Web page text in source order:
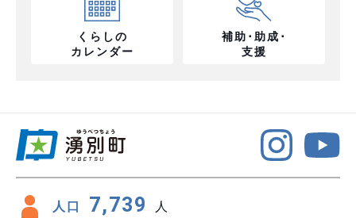
くらしの
カレンダー
補助･助成･
支援
人口 7,739 人